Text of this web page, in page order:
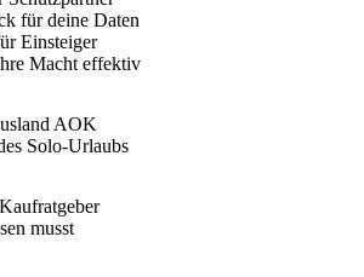
für deine Daten
Einsteiger
Macht effektiv
AOK
Solo-Urlaubs
musst